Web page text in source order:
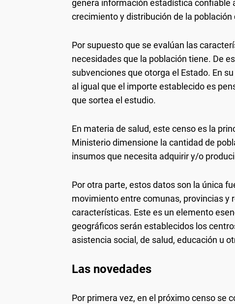
genera información estadística confiable
crecimiento y distribución de la
Por supuesto que se evalúan las
necesidades que la población tiene. De
subvenciones que otorga el Estado. En
al igual que el importe establecido es
que sortea el estudio.
En materia de salud, este censo es la
Ministerio dimensione la cantidad de
insumos que necesita adquirir y/o
Por otra parte, estos datos son la única
movimiento entre comunas, provincias y
características. Este es un elemento
geográficos serán establecidos los
asistencia social, de salud, educación u
Las novedades
Por primera vez, en el próximo censo se